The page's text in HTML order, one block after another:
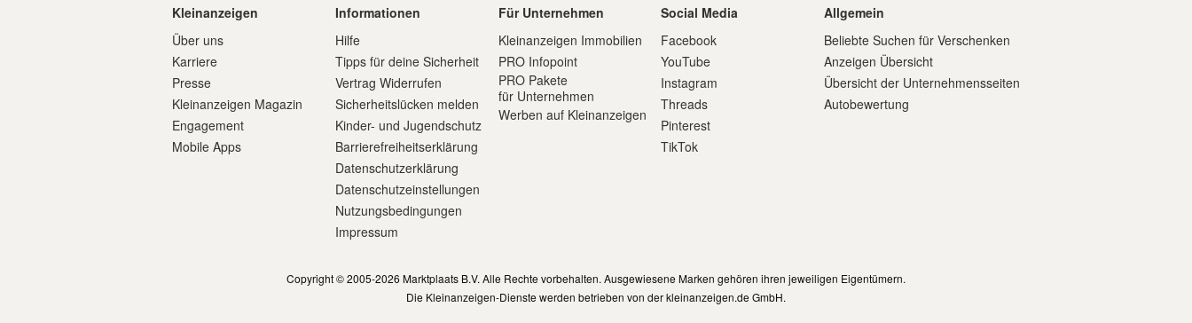
Kleinanzeigen
Über uns
Karriere
Presse
Kleinanzeigen Magazin
Engagement
Mobile Apps
Informationen
Hilfe
Tipps für deine Sicherheit
Vertrag Widerrufen
Sicherheitslücken melden
Kinder- und Jugendschutz
Barrierefreiheitserklärung
Datenschutzerklärung
Datenschutzeinstellungen
Nutzungsbedingungen
Impressum
Für Unternehmen
Kleinanzeigen Immobilien
PRO Infopoint
PRO Pakete
für Unternehmen
Werben auf Kleinanzeigen
Social Media
Facebook
YouTube
Instagram
Threads
Pinterest
TikTok
Allgemein
Beliebte Suchen für Verschenken
Anzeigen Übersicht
Übersicht der Unternehmensseiten
Autobewertung
Copyright © 2005-2026 Marktplaats B.V. Alle Rechte vorbehalten. Ausgewiesene Marken gehören ihren jeweiligen Eigentümern.
Die Kleinanzeigen-Dienste werden betrieben von der kleinanzeigen.de GmbH.